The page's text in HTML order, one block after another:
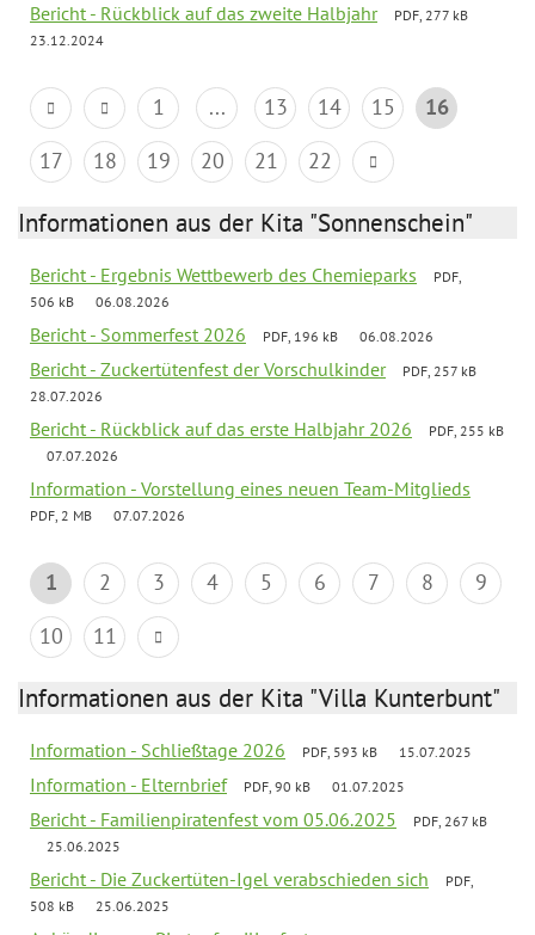
Bericht - Rückblick auf das zweite Halbjahr
PDF, 277 kB
23.12.2024
1 ... 13 14 15
16
17
18 19 20 21 22
Informationen aus der Kita "Sonnenschein"
Bericht - Ergebnis Wettbewerb des Chemieparks
PDF,
506 kB
06.08.2026
Bericht - Sommerfest 2026 PDF, 196 kB 06.08.2026
Bericht - Zuckertütenfest der Vorschulkinder
PDF, 257 kB
28.07.2026
Bericht - Rückblick auf das erste Halbjahr 2026
PDF, 255 kB
07.07.2026
Information - Vorstellung eines neuen Team-Mitglieds
PDF, 2 MB 07.07.2026
1 2 3 4 5 6 7 8
9
10
11
Informationen aus der Kita "Villa Kunterbunt"
Information - Schließtage 2026 PDF, 593 kB 15.07.2025
Information - Elternbrief PDF, 90 kB 01.07.2025
Bericht - Familienpiratenfest vom 05.06.2025
PDF, 267 kB
25.06.2025
Bericht - Die Zuckertüten-Igel verabschieden sich
PDF,
508 kB
25.06.2025